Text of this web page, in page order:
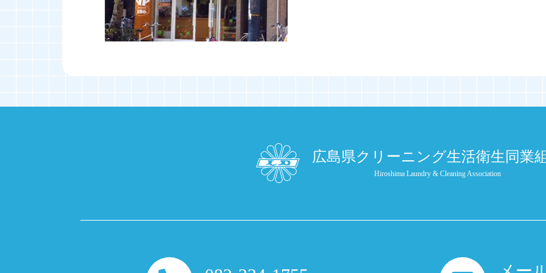
広島県クリーニング生活衛生同業
Hiroshima Laundry & Cleaning Association